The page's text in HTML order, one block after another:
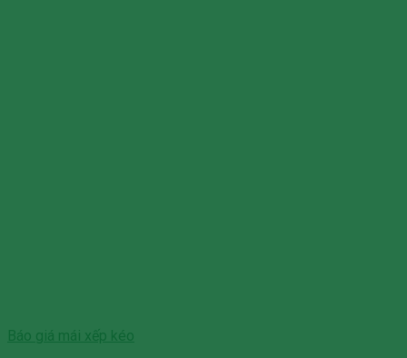
Báo giá mái xếp kéo